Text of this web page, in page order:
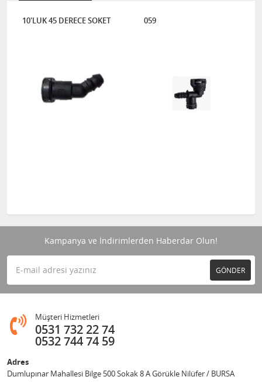
10'LUK 45 DERECE SOKET 059
Kampanya ve İndirimlerden Haberdar Olun!
GÖNDER
Müşteri Hizmetleri
0531 732 22 74
0532 744 74 59
Adres
Dumlupınar Mahallesi Bilge 500 Sokak 8 A Görükle Nilüfer / BURSA